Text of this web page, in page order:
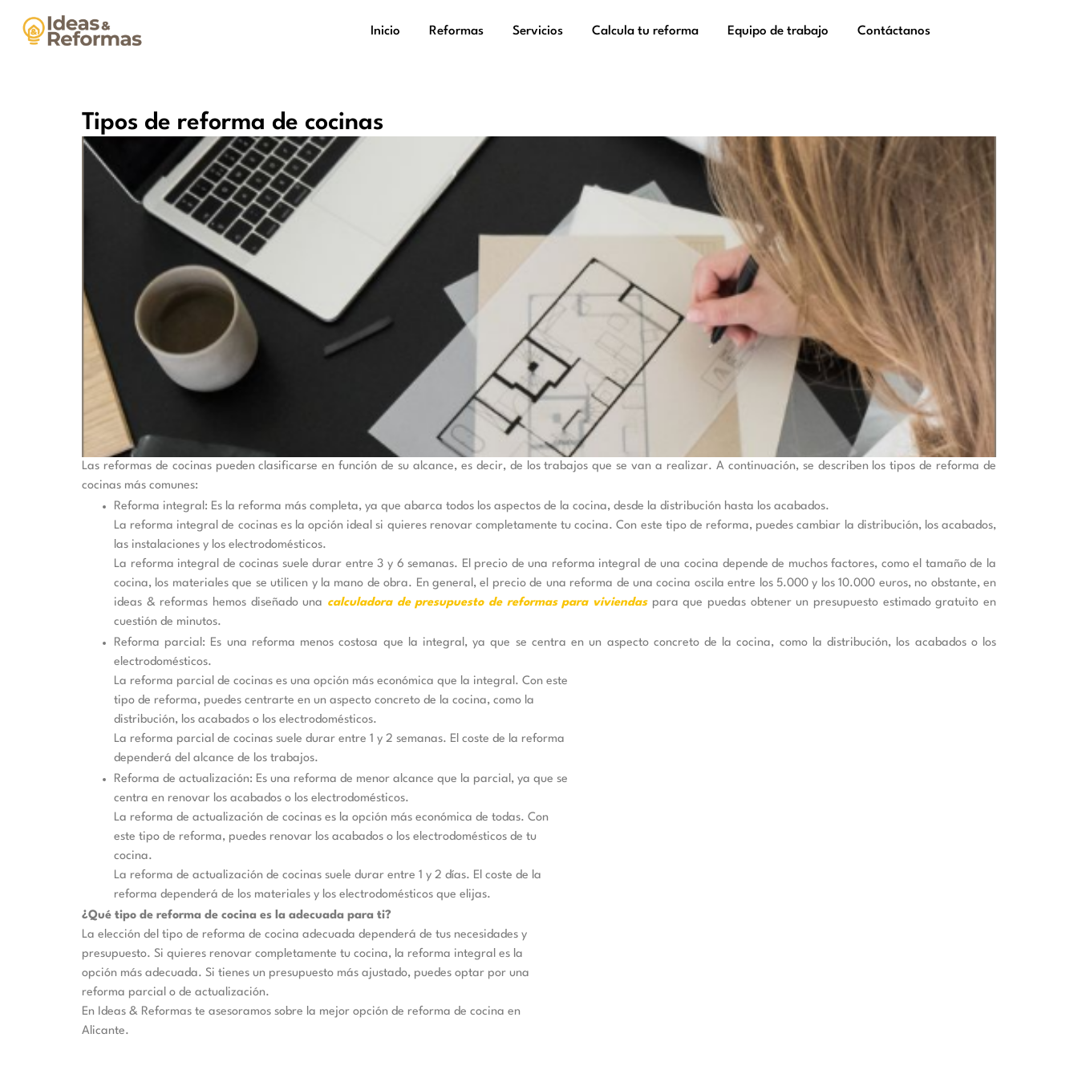
Inicio Reformas Servicios Calcula tu reforma Equipo de trabajo Contáctanos
Tipos de reforma de cocinas
Las reformas de cocinas pueden clasificarse en función de su alcance, es decir, de los trabajos que se van a realizar. A continuación, se describen los tipos de reforma de
cocinas más comunes:
Reforma integral: Es la reforma más completa, ya que abarca todos los aspectos de la cocina, desde la distribución hasta los acabados.
La reforma integral de cocinas es la opción ideal si quieres renovar completamente tu cocina. Con este tipo de reforma, puedes cambiar la distribución, los acabados,
las instalaciones y los electrodomésticos.
La reforma integral de cocinas suele durar entre 3 y 6 semanas. El precio de una reforma integral de una cocina depende de muchos factores, como el tamaño de la
cocina, los materiales que se utilicen y la mano de obra. En general, el precio de una reforma de una cocina oscila entre los 5.000 y los 10.000 euros, no obstante, en
ideas & reformas hemos diseñado una calculadora de presupuesto de reformas para viviendaspara que puedas obtener un presupuesto estimado gratuito en
cuestión de minutos.
Reforma parcial: Es una reforma menos costosa que la integral, ya que se centra en un aspecto concreto de la cocina, como la distribución, los acabados o los
electrodomésticos.
La reforma parcial de cocinas es una opción más económica que la integral. Con este
tipo de reforma, puedes centrarte en un aspecto concreto de la cocina, como la
distribución, los acabados o los electrodomésticos.
La reforma parcial de cocinas suele durar entre 1 y 2 semanas. El coste de la reforma
dependerá del alcance de los trabajos.
Reforma de actualización: Es una reforma de menor alcance que la parcial, ya que se
centra en renovar los acabados o los electrodomésticos.
La reforma de actualización de cocinas es la opción más económica de todas. Con
este tipo de reforma, puedes renovar los acabados o los electrodomésticos de tu
cocina.
La reforma de actualización de cocinas suele durar entre 1 y 2 días. El coste de la
reforma dependerá de los materiales y los electrodomésticos que elijas.
¿Qué tipo de reforma de cocina es la adecuada para ti?
La elección del tipo de reforma de cocina adecuada dependerá de tus necesidades y
presupuesto. Si quieres renovar completamente tu cocina, la reforma integral es la
opción más adecuada. Si tienes un presupuesto más ajustado, puedes optar por una
reforma parcial o de actualización.
En Ideas & Reformas te asesoramos sobre la mejor opción de reforma de cocina en
Alicante.